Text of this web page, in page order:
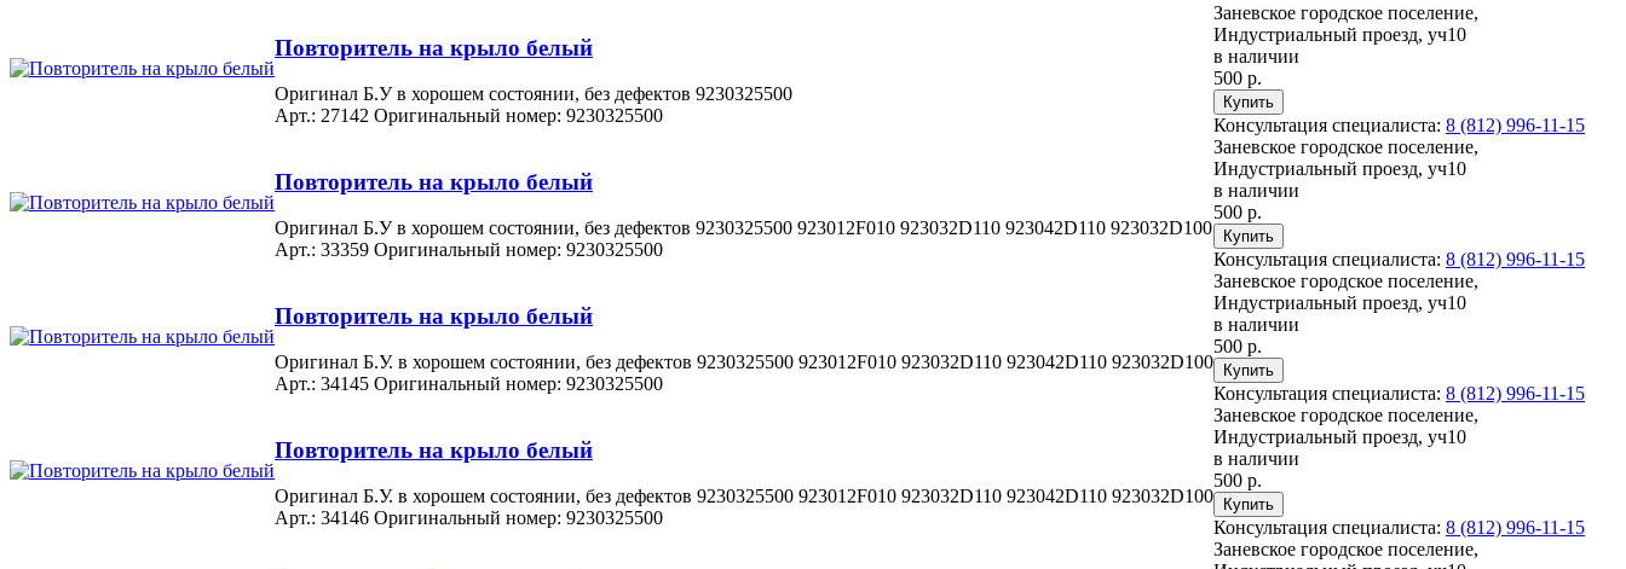
Повторитель на крыло белый
Оригинал Б.У в хорошем состоянии, без дефектов 9230325500
Арт.: 27142 Оригинальный номер: 9230325500
Заневское городское поселение,
Индустриальный проезд, уч10
в наличии
500 р.
Консультация специалиста: 8 (812) 996-11-15
Повторитель на крыло белый
Оригинал Б.У в хорошем состоянии, без дефектов 9230325500 923012F010 923032D110 923042D110 923032D100
Арт.: 33359 Оригинальный номер: 9230325500
Заневское городское поселение,
Индустриальный проезд, уч10
в наличии
500 р.
Консультация специалиста: 8 (812) 996-11-15
Повторитель на крыло белый
Оригинал Б.У. в хорошем состоянии, без дефектов 9230325500 923012F010 923032D110 923042D110 923032D100
Арт.: 34145 Оригинальный номер: 9230325500
Заневское городское поселение,
Индустриальный проезд, уч10
в наличии
500 р.
Консультация специалиста: 8 (812) 996-11-15
Повторитель на крыло белый
Оригинал Б.У. в хорошем состоянии, без дефектов 9230325500 923012F010 923032D110 923042D110 923032D100
Арт.: 34146 Оригинальный номер: 9230325500
Заневское городское поселение,
Индустриальный проезд, уч10
в наличии
500 р.
Консультация специалиста: 8 (812) 996-11-15
Заневское городское поселение,